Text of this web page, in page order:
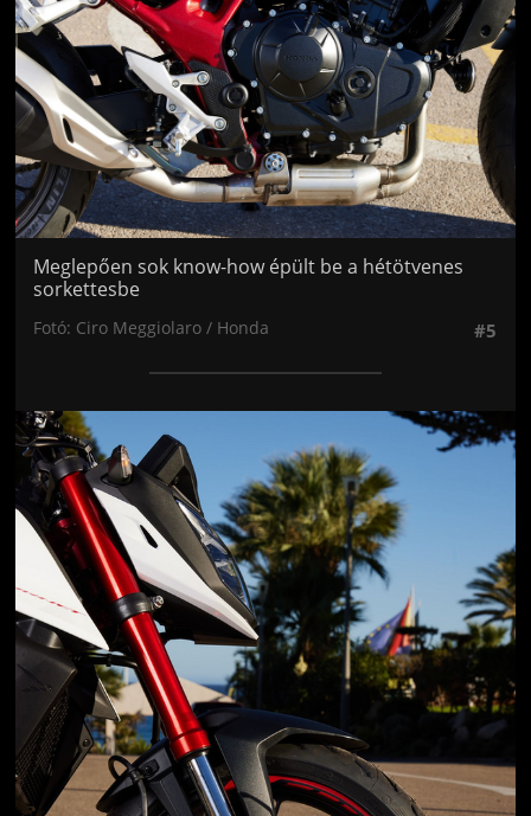
Meglepően sok know-how épült be a hétötvenes
sorkettesbe
Fotó: Ciro Meggiolaro / Honda #5
Jön még kép!